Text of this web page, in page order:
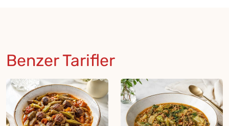
Benzer Tarifler